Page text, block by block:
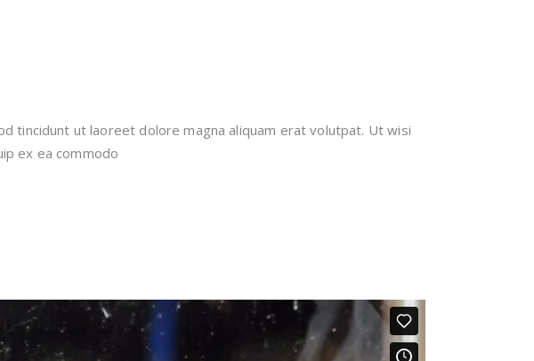
tincidunt ut laoreet dolore magna aliquam erat volutpat. Ut wisi
ex ea commodo